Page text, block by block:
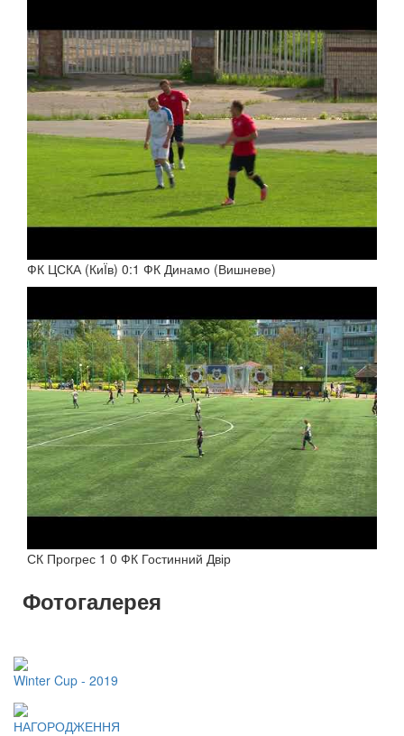
ФК ЦСКА (КиЇв) 0:1 ФК Динамо (Вишневе)
СК Прогрес 1 0 ФК Гостинний Двір
Фотогалерея
Winter Cup - 2019
НАГОРОДЖЕННЯ